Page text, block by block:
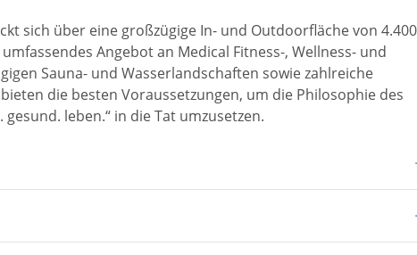
sich über eine großzügige In- und Outdoorfläche von 4.400
Angebot an Medical Fitness-, Wellness- und
Sauna- und Wasserlandschaften sowie zahlreiche
die besten Voraussetzungen, um die Philosophie des
leben.“ in die Tat umzusetzen.